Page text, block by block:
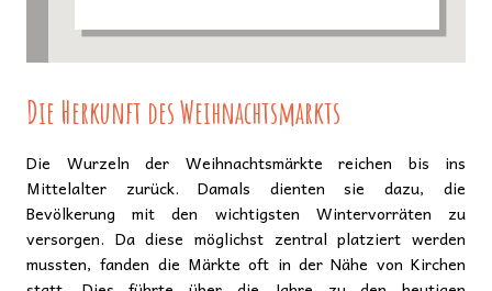
Die Herkunft des Weihnachtsmarkts
Die Wurzeln der Weihnachtsmärkte reichen bis ins
Mittelalter zurück. Damals dienten sie dazu, die
Bevölkerung mit den wichtigsten Wintervorräten zu
versorgen. Da diese möglichst zentral platziert werden
mussten, fanden die Märkte oft in der Nähe von Kirchen